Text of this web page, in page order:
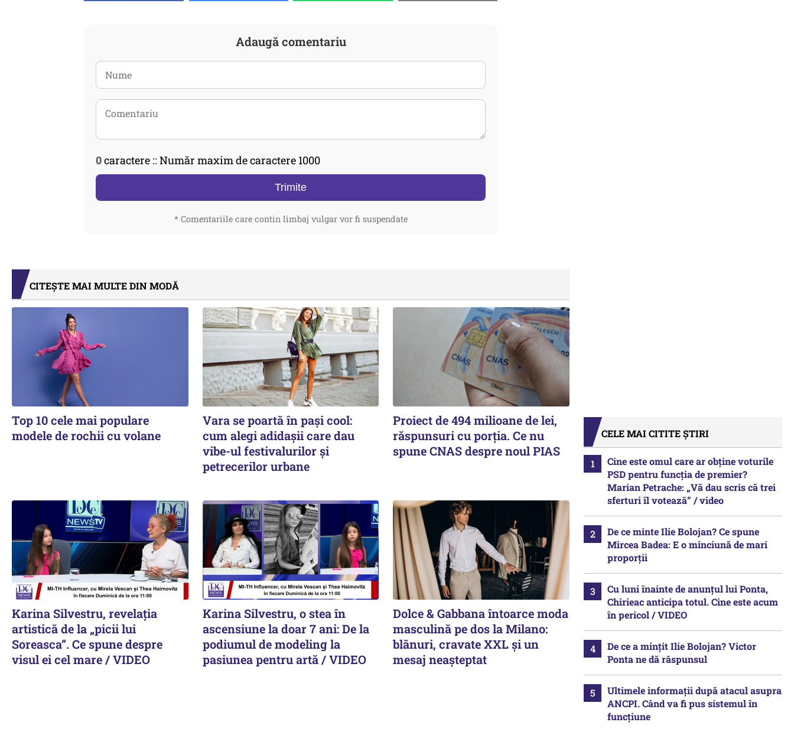
Adaugă comentariu
0caractere :: Număr maxim de caractere 1000
Trimite
* Comentariile care contin limbaj vulgar vor fi suspendate
CITEȘTE MAI MULTE DIN MODĂ
Top 10 cele mai populare
modele de rochii cu volane
Vara se poartă în pași cool:
cum alegi adidașii care dau
vibe-ul festivalurilor și
petrecerilor urbane
Proiect de 494 milioane de lei,
răspunsuri cu porția. Ce nu
spune CNAS despre noul PIAS
Karina Silvestru, revelația
artistică de la „picii lui
Soreasca”. Ce spune despre
visul ei cel mare / VIDEO
Karina Silvestru, o stea în
ascensiune la doar 7 ani: De la
podiumul de modeling la
pasiunea pentru artă / VIDEO
Dolce & Gabbana întoarce moda
masculină pe dos la Milano:
blănuri, cravate XXL și un
mesaj neașteptat
CELE MAI CITITE ȘTIRI
Cine este omul care ar obține voturile
PSD pentru funcția de premier?
Marian Petrache: „Vă dau scris că trei
sferturi îl votează” / video
De ce minte Ilie Bolojan? Ce spune
Mircea Badea: E o minciună de mari
proporții
Cu luni înainte de anunțul lui Ponta,
Chirieac anticipa totul. Cine este acum
în pericol / VIDEO
De ce a mințit Ilie Bolojan? Victor
Ponta ne dă răspunsul
Ultimele informații după atacul asupra
ANCPI. Când va fi pus sistemul în
funcțiune